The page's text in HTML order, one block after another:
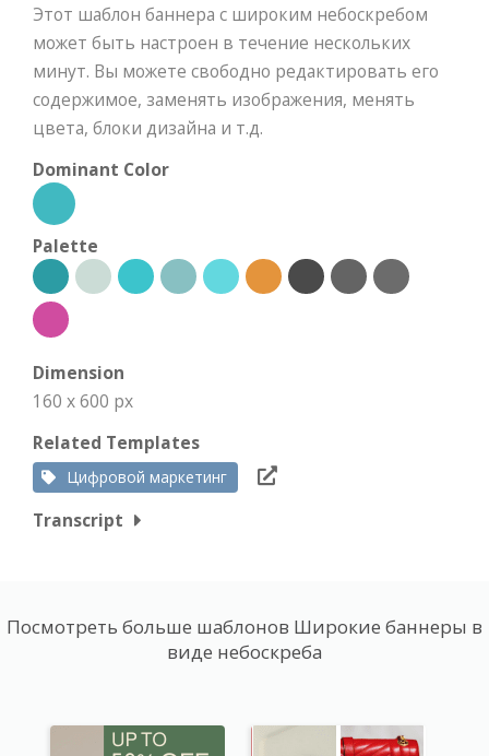
Этот шаблон баннера с широким небоскребом
может быть настроен в течение нескольких
минут. Вы можете свободно редактировать его
содержимое, заменять изображения, менять
цвета, блоки дизайна и т.д.
Dominant Color
Palette
Dimension
160 x 600 px
Related Templates
Цифровой маркетинг
Transcript
Посмотреть больше шаблонов Широкие баннеры в
виде небоскреба